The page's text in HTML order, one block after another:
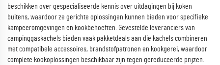
beschikken over gespecialiseerde kennis over uitdagingen bij koken
buitens, waardoor ze gerichte oplossingen kunnen bieden voor specifieke
kampeeromgevingen en kookbehoeften. Gevestelde leveranciers van
campinggaskachels bieden vaak pakketdeals aan die kachels combineren
met compatibele accessoires, brandstofpatronen en kookgerei, waardoor
complete kookoplossingen beschikbaar zijn tegen gereduceerde prijzen.